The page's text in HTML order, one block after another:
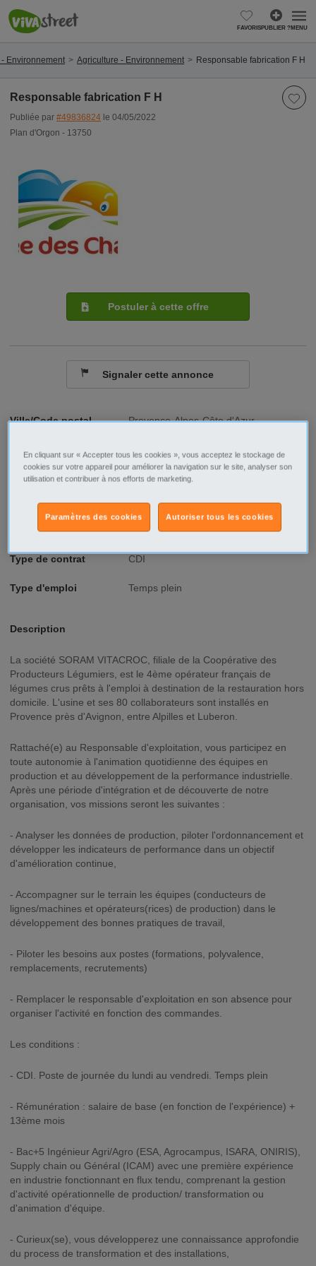
FAVORISPUBLIER ?MENU
Environnement Agriculture - Environnement Responsable fabrication F H
Responsable fabrication F H
Publiée par #49836824 le 04/05/2022
Plan d'Orgon - 13750
Ville/Code postal
Provence-Alpes-Côte d'Azur
Raison sociale Coopérative des producteurs légumiers
No SIREN 32132655500026
Fonction Agriculture - Environnement
Type de contrat CDI
Type d'emploi Temps plein
Description
La société SORAM VITACROC, filiale de la Coopérative des
Producteurs Légumiers, est le 4ème opérateur français de
légumes crus prêts à l'emploi à destination de la restauration hors
domicile. L'usine et ses 80 collaborateurs sont installés en
Provence près d'Avignon, entre Alpilles et Luberon.
Rattaché(e) au Responsable d'exploitation, vous participez en
toute autonomie à l'animation quotidienne des équipes en
production et au développement de la performance industrielle.
Après une période d'intégration et de découverte de notre
organisation, vos missions seront les suivantes :
- Analyser les données de production, piloter l'ordonnancement et
développer les indicateurs de performance dans un objectif
d'amélioration continue,
- Accompagner sur le terrain les équipes (conducteurs de
lignes/machines et opérateurs(rices) de production) dans le
développement des bonnes pratiques de travail,
- Piloter les besoins aux postes (formations, polyvalence,
remplacements, recrutements)
- Remplacer le responsable d'exploitation en son absence pour
organiser l'activité en fonction des commandes.
Les conditions :
- CDI. Poste de journée du lundi au vendredi. Temps plein
- Rémunération : salaire de base (en fonction de l'expérience) +
13ème mois
- Bac+5 Ingénieur Agri/Agro (ESA, Agrocampus, ISARA, ONIRIS),
Supply chain ou Général (ICAM) avec une première expérience
en industrie fonctionnant en flux tendu, comprenant la gestion
d'activité opérationnelle de production/ transformation ou
d'animation d'équipe.
- Curieux(se), vous développerez une connaissance approfondie
du process de transformation et des installations,
Postuler à cette offre
Signaler cette annonce
En cliquant sur « Accepter tous les cookies », vous acceptez le stockage de
cookies sur votre appareil pour améliorer la navigation sur le site, analyser son
utilisation et contribuer à nos efforts de marketing.
Autoriser tous les cookies
Paramètres des cookies